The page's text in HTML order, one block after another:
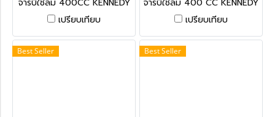
จารบีใช้ลม 400CC KENNEDY
เปรียบเทียบ
จารบีใช้ลม 400 CC KENNEDY
เปรียบเทียบ
Best Seller Best Seller